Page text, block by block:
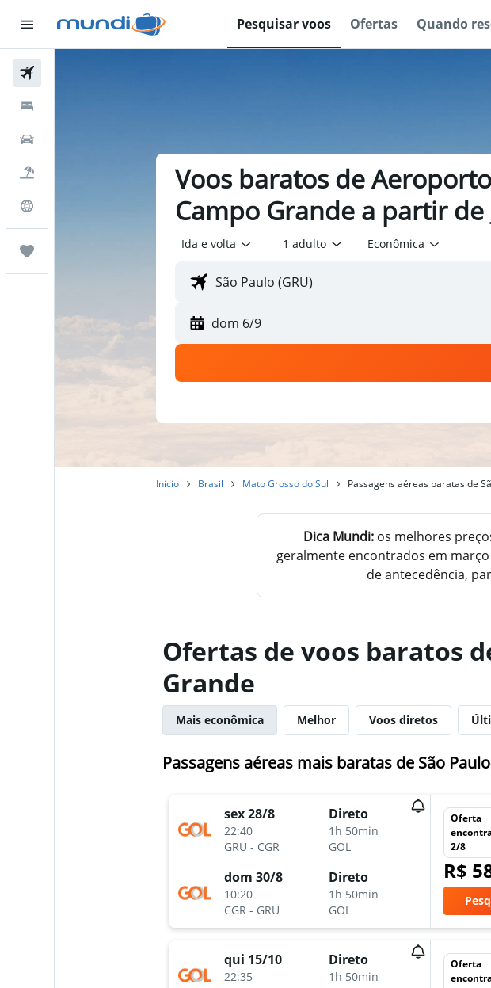
Pesquisar voos Ofertas Quando
Voos baratos de
Campo Grande a partir de
Ida e volta 1 adulto Econômica
dom 6/9
Início Brasil Mato Grosso do Sul Passagens aéreas baratas de
Dica Mundi: os melhores
geralmente encontrados em
de antecedência,
Ofertas de voos baratos
Grande
Mais econômica Melhor Voos diretos
Passagens aéreas mais baratas de São
sex 28/8
22:40
GRU - CGR
Direto
1h 50min
GOL
dom 30/8
10:20
CGR - GRU
Direto
1h 50min
GOL
Oferta
2/8
R$
qui 15/10
22:35
Direto
1h 50min
Oferta